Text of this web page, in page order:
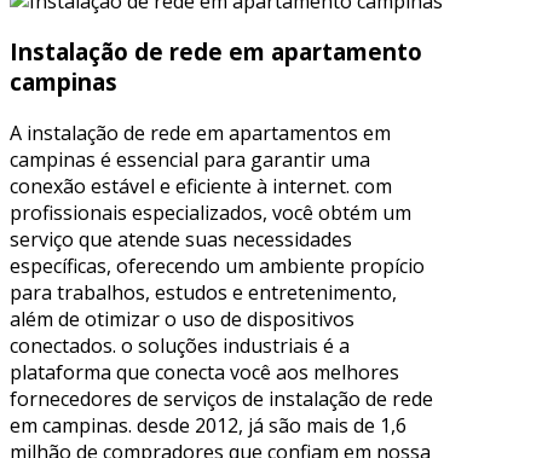
Instalação de rede em apartamento
campinas
A instalação de rede em apartamentos em
campinas é essencial para garantir uma
conexão estável e eficiente à internet. com
profissionais especializados, você obtém um
serviço que atende suas necessidades
específicas, oferecendo um ambiente propício
para trabalhos, estudos e entretenimento,
além de otimizar o uso de dispositivos
conectados. o soluções industriais é a
plataforma que conecta você aos melhores
fornecedores de serviços de instalação de rede
em campinas. desde 2012, já são mais de 1,6
milhão de compradores que confiam em nossa